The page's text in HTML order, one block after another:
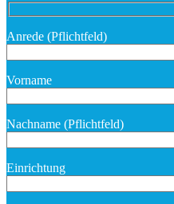
Anrede (Pflichtfeld)
Vorname
Nachname (Pflichtfeld)
Einrichtung